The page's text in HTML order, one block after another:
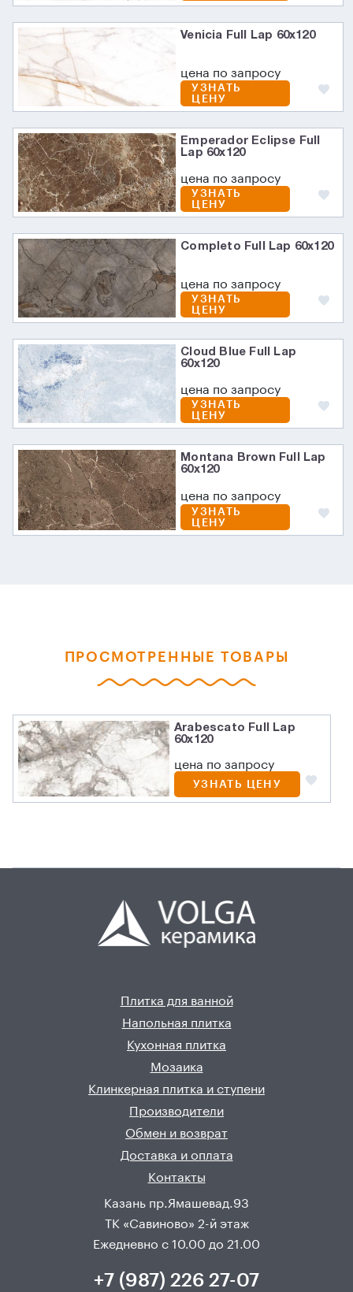
Venicia Full Lap 60х120
цена по запросу
УЗНАТЬ
ЦЕНУ
Emperador Eclipse Full
Lap 60х120
цена по запросу
УЗНАТЬ
ЦЕНУ
Completo Full Lap 60х120
цена по запросу
УЗНАТЬ
ЦЕНУ
Cloud Blue Full Lap
60x120
цена по запросу
УЗНАТЬ
ЦЕНУ
Montana Brown Full Lap
60x120
цена по запросу
УЗНАТЬ
ЦЕНУ
ПРОСМОТРЕННЫЕ ТОВАРЫ
Arabescato Full Lap
60х120
цена по запросу
УЗНАТЬ ЦЕНУ
Плитка для ванной
Напольная плитка
Кухонная плитка
Мозаика
Клинкерная плитка и ступени
Производители
Обмен и возврат
Доставка и оплата
Контакты
Казань пр.Ямашевад.93
ТК «Савиново» 2-й этаж
Ежедневно с 10.00 до 21.00
+7 (987) 226 27-07